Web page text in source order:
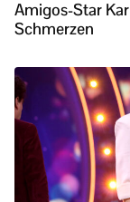
Amigos-Star
Schmerzen